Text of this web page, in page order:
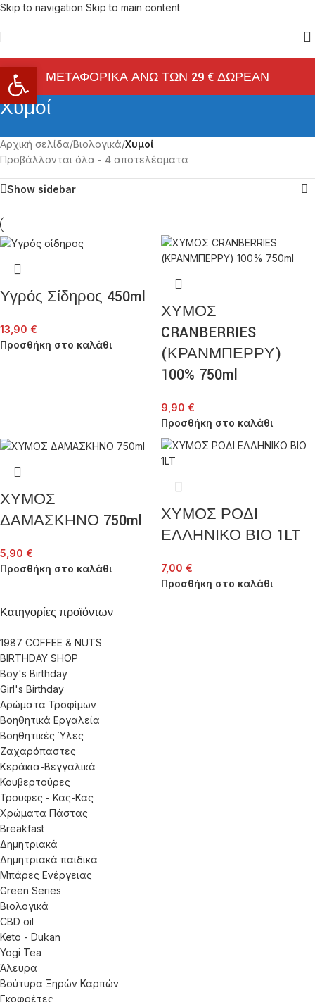
Skip to navigation Skip to main content
ΜΕΤΑΦΟΡΙΚΑ ΑΝΩ ΤΩΝ 29 € ΔΩΡΕΑΝ
Χυμοί
Κατηγορίες προϊόντων
1987 COFFEE & NUTS
BIRTHDAY SHOP
Boy's Birthday
Girl's Birthday
Αρώματα Τροφίμων
Βοηθητικά Εργαλεία
Βοηθητικές Ύλες
Ζαχαρόπαστες
Κεράκια-Βεγγαλικά
Κουβερτούρες
Τρουφες - Κας-Κας
Χρώματα Πάστας
Breakfast
Δημητριακά
Δημητριακά παιδικά
Μπάρες Ενέργειας
Green Series
Βιολογικά
CBD oil
Keto - Dukan
Yogi Tea
Άλευρα
Βούτυρα Ξηρών Καρπών
Γκοφρέτες
Αρχική σελίδα/Βιολογικά/Χυμοί
Προβάλλονται όλα - 4 αποτελέσματα
Show sidebar
Υγρός Σίδηρος 450ml
13,90 €
Προσθήκη στο καλάθι
ΧΥΜΟΣ
CRANBERRIES
(ΚΡΑΝΜΠΕΡΡΥ)
100% 750ml
9,90 €
Προσθήκη στο καλάθι
ΧΥΜΟΣ
ΔΑΜΑΣΚΗΝΟ 750ml
5,90 €
Προσθήκη στο καλάθι
ΧΥΜΟΣ ΡΟΔΙ
ΕΛΛΗΝΙΚΟ ΒΙΟ 1LT
7,00 €
Προσθήκη στο καλάθι
Ανοίξτε τη γραμμή εργαλείων